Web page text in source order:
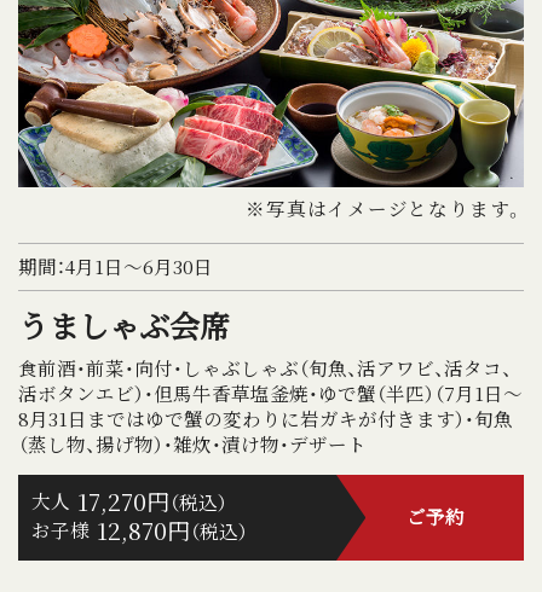
※写真はイメージとなります。
期間：4月1日～6月30日
うましゃぶ会席
食前酒・前菜・向付・しゃぶしゃぶ（旬魚、活アワビ、活タコ、
活ボタンエビ）・但馬牛香草塩釜焼・ゆで蟹（半匹）（7月1日～
8月31日まではゆで蟹の変わりに岩ガキが付きます）・旬魚
（蒸し物、揚げ物）・雑炊・漬け物・デザート
ご予約
大人 17,270円（税込）
お子様 12,870円（税込）